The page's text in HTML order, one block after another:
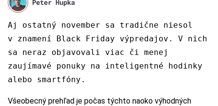
Peter Hupka
Aj ostatný november sa tradične niesol
v znamení Black Friday výpredajov. V nich
sa neraz objavovali viac či menej
zaujímavé ponuky na inteligentné hodinky
alebo smartfóny.
Všeobecný prehľad je počas týchto naoko výhodných